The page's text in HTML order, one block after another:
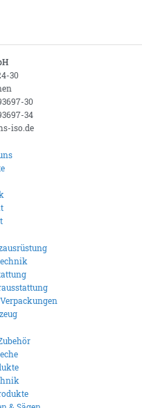
30
30
34
iso.de